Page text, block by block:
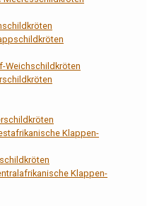
Weichschildkröten
Klappen-
Klappen-